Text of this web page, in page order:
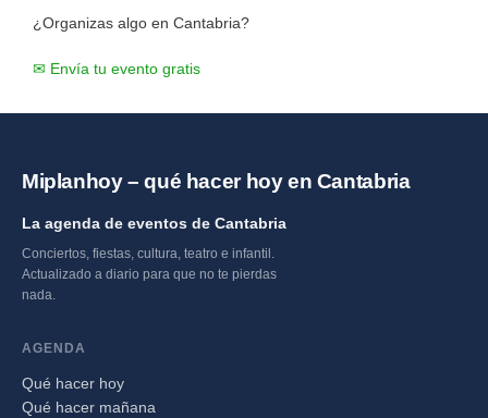
¿Organizas algo en Cantabria?
✉ Envía tu evento gratis
Miplanhoy – qué hacer hoy en Cantabria
La agenda de eventos de Cantabria
Conciertos, fiestas, cultura, teatro e infantil.
Actualizado a diario para que no te pierdas
nada.
AGENDA
Qué hacer hoy
Qué hacer mañana